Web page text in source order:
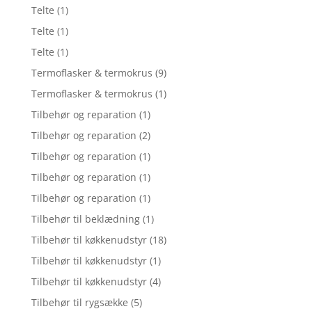
Telte (1)
Telte (1)
Telte (1)
Termoflasker & termokrus (9)
Termoflasker & termokrus (1)
Tilbehør og reparation (1)
Tilbehør og reparation (2)
Tilbehør og reparation (1)
Tilbehør og reparation (1)
Tilbehør og reparation (1)
Tilbehør til beklædning (1)
Tilbehør til køkkenudstyr (18)
Tilbehør til køkkenudstyr (1)
Tilbehør til køkkenudstyr (4)
Tilbehør til rygsække (5)